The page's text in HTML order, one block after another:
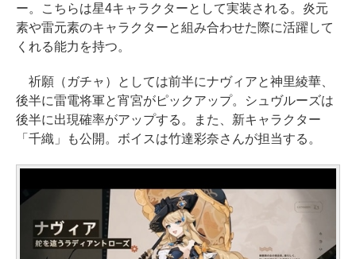
ー。こちらは星4キャラクターとして実装される。炎元
素や雷元素のキャラクターと組み合わせた際に活躍して
くれる能力を持つ。
祈願（ガチャ）としては前半にナヴィアと神里綾華、
後半に雷電将軍と宵宮がピックアップ。シュヴルーズは
後半に出現確率がアップする。また、新キャラクター
「千織」も公開。ボイスは竹達彩奈さんが担当する。